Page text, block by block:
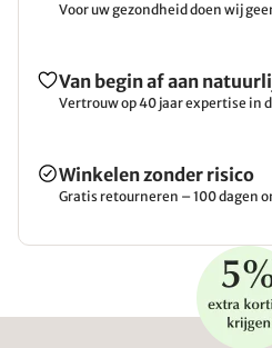
Voor uw gezondheid doen wij
Van begin af aan
Vertrouw op 40 jaar expertise in
Winkelen zonder risico
Gratis retourneren – 100 dagen